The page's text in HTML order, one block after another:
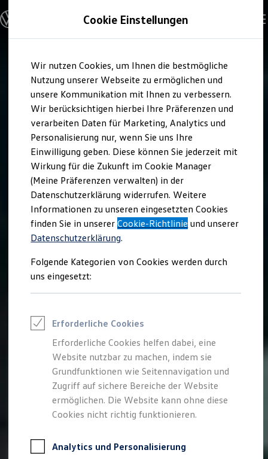
Hauptinhalt
springen
Footer
springen
Modelle & Konfigurator
Nutzfahrzeugkategorien entdecken
Modelle konfigurieren
Vorgängermodelle und Oldtimer
Vorgängermodelle
Oldtimer
Bulli Historie
Branchenlösungen & Gewerbekunden
Umbaulösungen und Hersteller finden
Auf- und Umbauten entdecken & konfigurieren
Groß- und Sonderkunden
Großkunden
Kommunen & Behörden
Journalisten
Sportvereine
Branchenlösungen
Bau & Handwerk
Gewerbliche Personenbeförderung
Service & mobile Werkstätten
Kurier, Logistik & Handel
Feuerwehr
Rettungsdienste
ONE Business ID Vorteile
Fahrzeugsuche & Marktplatz
Digitaler Marktplatz
Kauf & Finanzierung
Online-Fahrzeugbewertung
Aktionen & Angebote
E-Auto-Förderung
Für Privatkunden
Für Gewerbekunden
Profi Paket
TopDeal
Zertifizierte Gebrauchtwagen
Cookie Einstellungen
Wir nutzen Cookies, um Ihnen die bestmögliche
Nutzung unserer Webseite zu ermöglichen und
unsere Kommunikation mit Ihnen zu verbessern.
Wir berücksichtigen hierbei Ihre Präferenzen und
verarbeiten Daten für Marketing, Analytics und
Personalisierung nur, wenn Sie uns Ihre
Einwilligung geben. Diese können Sie jederzeit mit
Wirkung für die Zukunft im Cookie Manager
(Meine Präferenzen verwalten) in der
Datenschutzerklärung widerrufen. Weitere
Informationen zu unseren eingesetzten Cookies
finden Sie in unsererCookie-Richtlinie und unserer
Datenschutzerklärung.
Folgende Kategorien von Cookies werden durch
uns eingesetzt:
Erforderliche Cookies
Erforderliche Cookies helfen dabei, eine
Website nutzbar zu machen, indem sie
Grundfunktionen wie Seitennavigation und
Zugriff auf sichere Bereiche der Website
ermöglichen. Die Website kann ohne diese
Cookies nicht richtig funktionieren.
Analytics und Personalisierung